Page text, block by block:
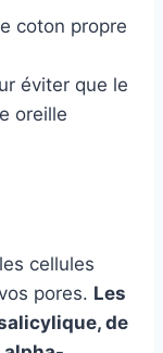
coton propre
éviter que le
oreille
cellules
pores. Les
de